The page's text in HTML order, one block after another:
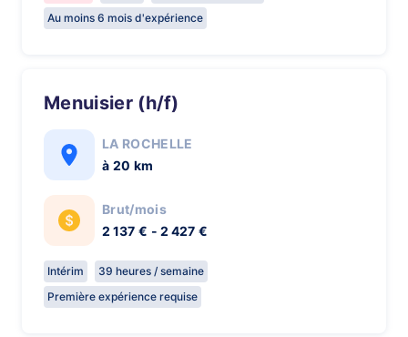
Au moins 6 mois d'expérience
Menuisier (h/f)
LA ROCHELLE
à 20 km
Brut/mois
2 137 € - 2 427 €
Intérim
39 heures / semaine
Première expérience requise